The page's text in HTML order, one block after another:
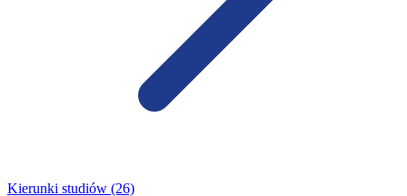
Kierunki studiów (26)